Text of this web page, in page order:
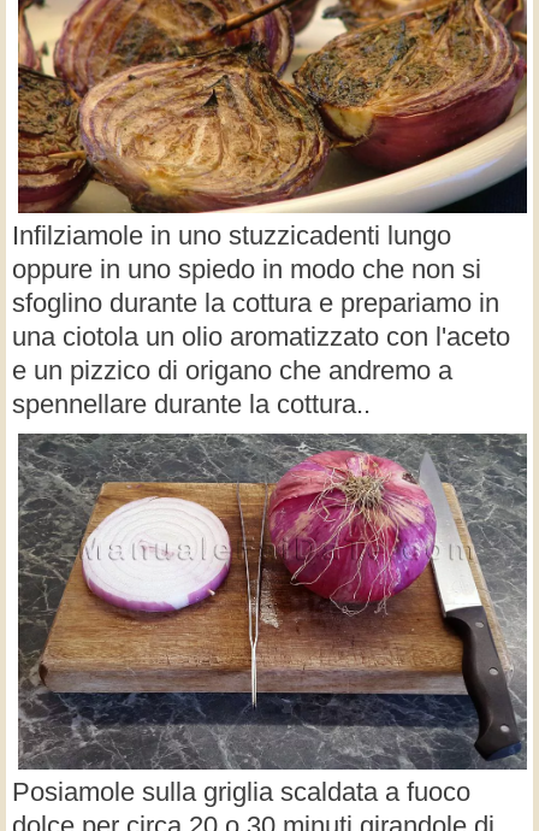
Infilziamole in uno stuzzicadenti lungo
oppure in uno spiedo in modo che non si
sfoglino durante la cottura e prepariamo in
una ciotola un olio aromatizzato con l'aceto
e un pizzico di origano che andremo a
spennellare durante la cottura..
Posiamole sulla griglia scaldata a fuoco